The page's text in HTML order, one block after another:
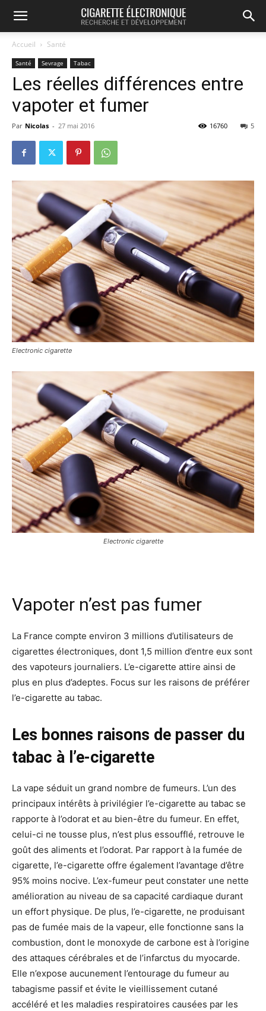
Accueil Santé
Santé Sevrage Tabac
Les réelles différences entre
vapoter et fumer
Par Nicolas - 27 mai 2016 5
16760
Electronic cigarette
Electronic cigarette
Vapoter n’est pas fumer
La France compte environ 3 millions d’utilisateurs de
cigarettes électroniques, dont 1,5 million d’entre eux sont
des vapoteurs journaliers. L’e-cigarette attire ainsi de
plus en plus d’adeptes. Focus sur les raisons de préférer
l’e-cigarette au tabac.
Les bonnes raisons de passer du
tabac à l’e-cigarette
La vape séduit un grand nombre de fumeurs. L’un des
principaux intérêts à privilégier l’e-cigarette au tabac se
rapporte à l’odorat et au bien-être du fumeur. En effet,
celui-ci ne tousse plus, n’est plus essoufflé, retrouve le
goût des aliments et l’odorat. Par rapport à la fumée de
cigarette, l’e-cigarette offre également l’avantage d’être
95% moins nocive. L’ex-fumeur peut constater une nette
amélioration au niveau de sa capacité cardiaque durant
un effort physique. De plus, l’e-cigarette, ne produisant
pas de fumée mais de la vapeur, elle fonctionne sans la
combustion, dont le monoxyde de carbone est à l’origine
des attaques cérébrales et de l’infarctus du myocarde.
Elle n’expose aucunement l’entourage du fumeur au
tabagisme passif et évite le vieillissement cutané
accéléré et les maladies respiratoires causées par les